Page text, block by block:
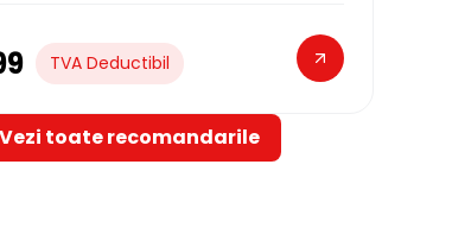
TVA Deductibil
Vezi toate recomandarile